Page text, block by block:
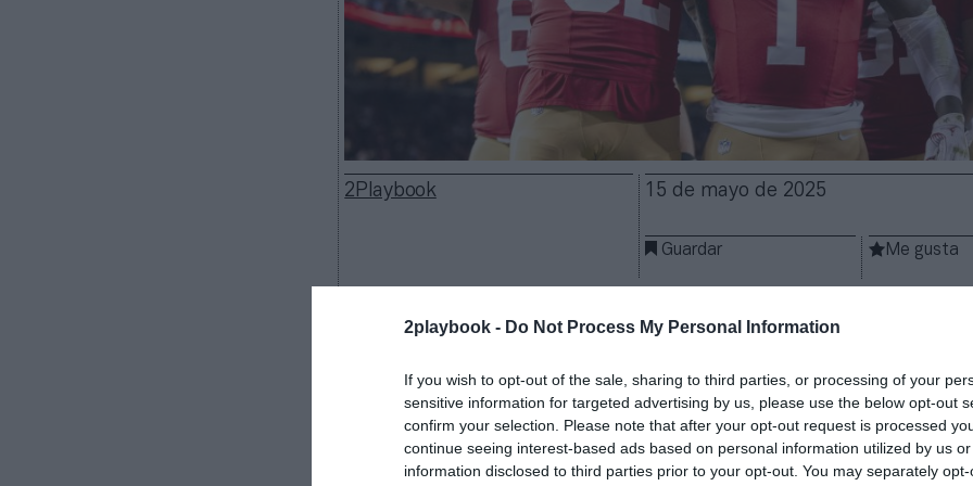
2playbook - Do Not Process My Personal Information
If you wish to opt-out of the sale, sharing to third parties, or processing of your
sensitive information for targeted advertising by us, please use the below opt-out
confirm your selection. Please note that after your opt-out request is processed
continue seeing interest-based ads based on personal information utilized by us
information disclosed to third parties prior to your opt-out. You may separately
2Playbook 15 de mayo de 2025
Guardar Me gusta
récord. La franquicia de la NFL dará entrada como accionistas
vinculadas a Silicon Valley, con empresarios milmillonarios
empresas como Sun Microsystems, Bessemer Venture Partners y
Growth, respectivamente.
Se desconoce cómo será el reparto accionarial entre los tres